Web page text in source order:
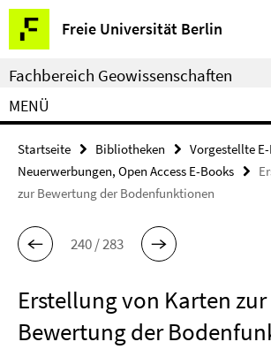
Springe
direkt
zu
Inhalt
Freie Universität Berlin
Service-
Navigation
Fachbereich Geowissenschaften
MENÜ
Startseite Bibliotheken
Vorgestellte
Neuerwerbungen, Open Access E-Books
zur Bewertung der Bodenfunktionen
240 / 283
Erstellung von Karten zur
Bewertung der